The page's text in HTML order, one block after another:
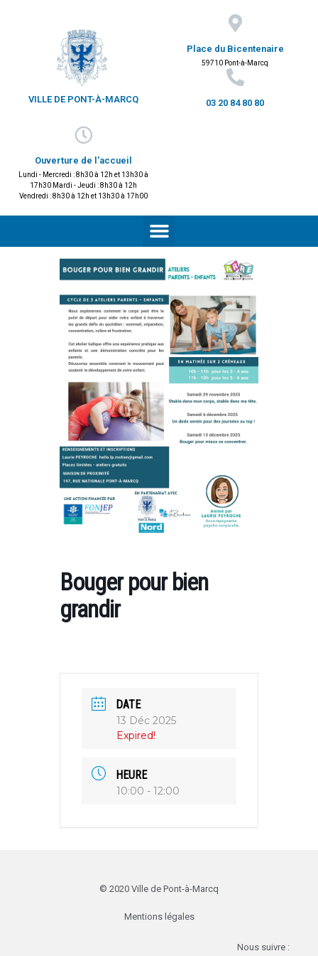
VILLE DE PONT-À-MARCQ
Place du Bicentenaire
59710 Pont-à-Marcq
03 20 84 80 80
Ouverture de l'accueil
Lundi - Mercredi : 8h30 à 12h et 13h30 à
17h30 Mardi - Jeudi : 8h30 à 12h
Vendredi : 8h30 à 12h et 13h30 à 17h00
Bouger pour bien
grandir
DATE
13 Déc 2025
Expired!
HEURE
10:00 - 12:00
© 2020 Ville de Pont-à-Marcq
Mentions légales
Nous suivre :